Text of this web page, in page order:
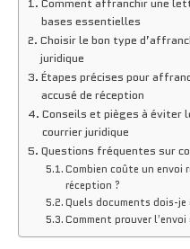
Comment affranchir une
bases essentielles
Choisir le bon type
juridique
Étapes précises pour
accusé de réception
Conseils et pièges à éviter
courrier juridique
Questions fréquentes sur
Combien coûte un envoi
réception ?
Quels documents dois-je
Comment prouver